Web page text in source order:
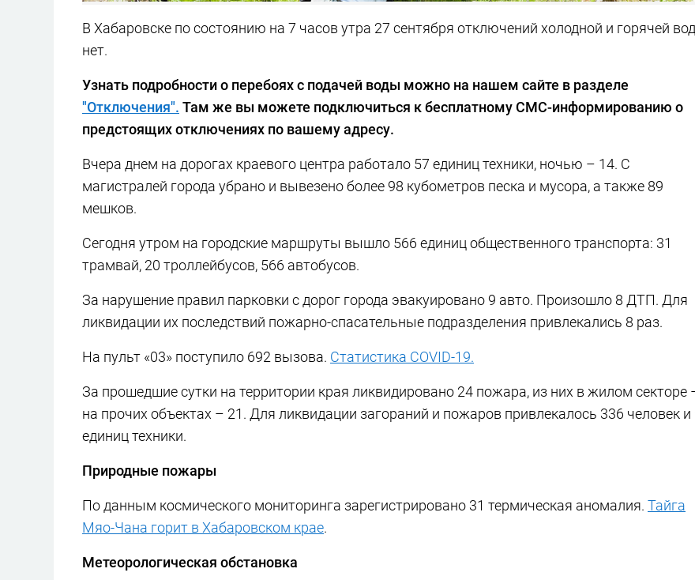
В Хабаровске по состоянию на 7 часов утра 27 сентября отключений холодной и горячей
нет.
Узнать подробности о перебоях с подачей воды можно на нашем сайте в разделе
"Отключения". Там же вы можете подключиться к бесплатному СМС-информированию о
предстоящих отключениях по вашему адресу.
Вчера днем на дорогах краевого центра работало 57 единиц техники, ночью – 14. С
магистралей города убрано и вывезено более 98 кубометров песка и мусора, а также 89
мешков.
Сегодня утром на городские маршруты вышло 566 единиц общественного транспорта: 31
трамвай, 20 троллейбусов, 566 автобусов.
За нарушение правил парковки с дорог города эвакуировано 9 авто. Произошло 8 ДТП. Для
ликвидации их последствий пожарно-спасательные подразделения привлекались 8 раз.
На пульт «03» поступило 692 вызова. Статистика СOVID-19.
За прошедшие сутки на территории края ликвидировано 24 пожара, из них в жилом секторе
на прочих объектах – 21. Для ликвидации загораний и пожаров привлекалось 336 человек и
единиц техники.
Природные пожары
По данным космического мониторинга зарегистрировано 31 термическая аномалия. Тайга
Мяо-Чана горит в Хабаровском крае.
Метеорологическая обстановка